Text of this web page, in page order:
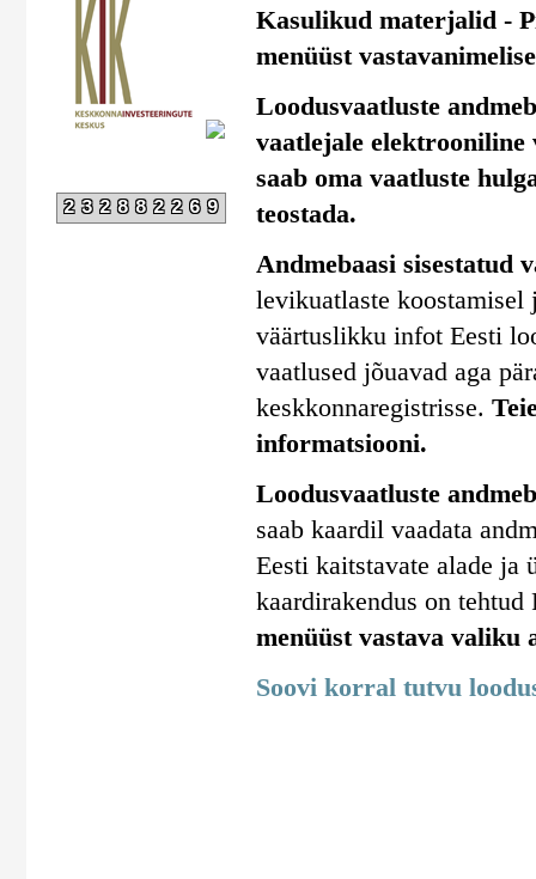
232882269
Kasulikud materjalid -
menüüst
Loodusvaatluste
vaatlejale
saab oma vaatluste
teostada.
Andmebaasi sisestatud
levikuatlaste koostamisel
väärtuslikku infot Eesti
vaatlused jõuavad aga
keskkonnaregistrisse.
informatsiooni.
Loodusvaatluste
saab kaardil vaadata
Eesti kaitstavate alade ja
kaardirakendus on
menüüst vastava valiku
Soovi korral tutvu